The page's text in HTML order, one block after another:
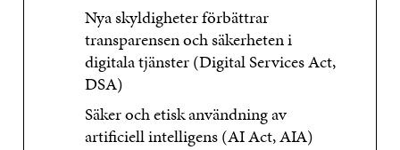
Nya skyldigheter förbättrar
transparensen och säkerheten i
digitala tjänster (Digital Services Act,
DSA)
Säker och etisk användning av
artificiell intelligens (AI Act, AIA)